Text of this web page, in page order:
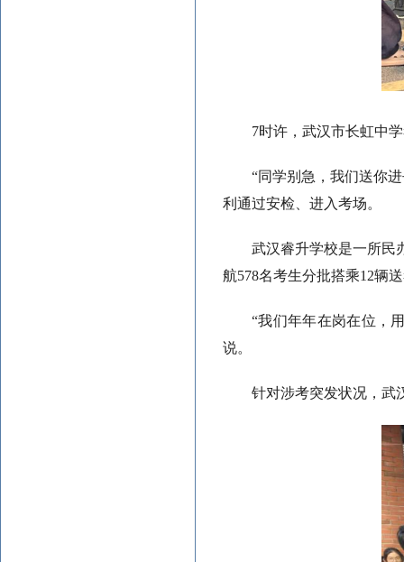
7时许，武汉市长虹中
“同学别急，我们送你
利通过安检、进入考场。
武汉睿升学校是一所民
航578名考生分批搭乘12辆
“我们年年在岗在位，
说。
针对涉考突发状况，武